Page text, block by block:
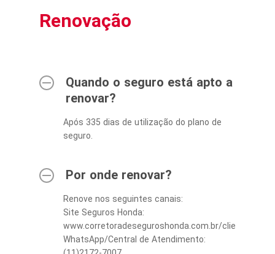
Renovação
Quando o seguro está apto a
renovar?
Após 335 dias de utilização do plano de
seguro.
Por onde renovar?
Renove nos seguintes canais:
Site Seguros Honda:
www.corretoradeseguroshonda.com.br/clientes/
WhatsApp/Central de Atendimento: